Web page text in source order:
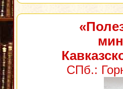
СПб.: